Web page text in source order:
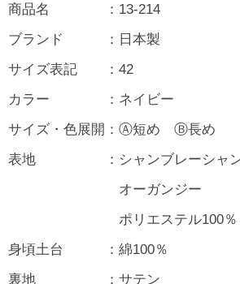
商品名 ：13-214
ブランド ：日本製
サイズ表記 ：42
カラー ：ネイビー
サイズ・色展開：Ⓐ短め Ⓑ長め
表地 ：シャンブレーシャン
オーガンジー
ポリエステル100％
身頃土台 ：綿100％
裏地 ：サテン